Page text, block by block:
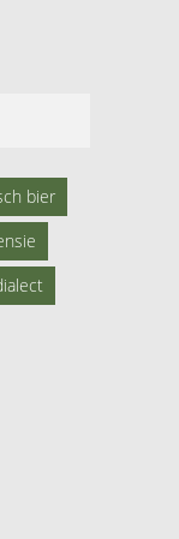
bier